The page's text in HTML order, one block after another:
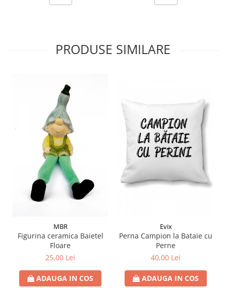
PRODUSE SIMILARE
MBR
Figurina ceramica Baietel
Floare
25,00 Lei
ADAUGA IN COS
Evix
Perna Campion la Bataie cu
Perne
40,00 Lei
ADAUGA IN COS